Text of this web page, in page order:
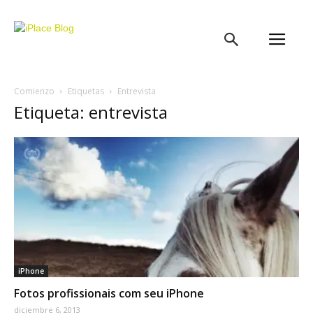
Comienzo Etiquetas Entrevista
Etiqueta: entrevista
iPhone
Fotos profissionais com seu iPhone
diciembre 6, 2013